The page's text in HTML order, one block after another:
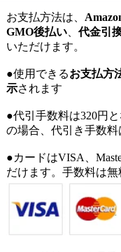
お支払方法は、
GMO後払い、代金引
いただけます。
●使用できるお支払方
示されます
●代引手数料は320円
の場合、代引き手数料
●カードはVISA、
だけます。手数料は無